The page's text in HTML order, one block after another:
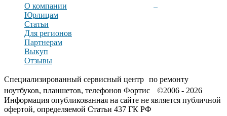
О компании
Юрлицам
Статьи
Для регионов
Партнерам
Выкуп
Отзывы
Специализированный сервисный центр по ремонту
ноутбуков, планшетов, телефонов Фортис ©2006 - 2026
Информация опубликованная на сайте не является публичной
офертой, определяемой Статьи 437 ГК РФ